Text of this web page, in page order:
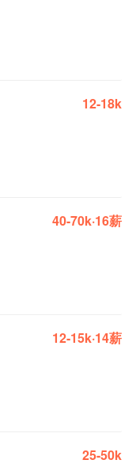
12-18k
40-70k·16薪
12-15k·14薪
25-50k